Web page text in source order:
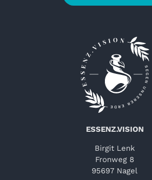
ESSENZ.VISION
Birgit Lenk
Fronweg 8
95697 Nagel